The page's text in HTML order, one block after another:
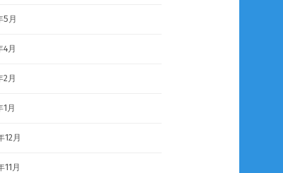
5月
4月
2月
1月
12月
11月